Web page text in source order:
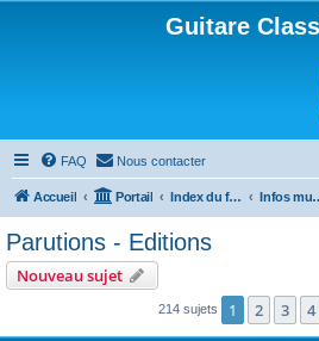
Guitare
FAQ Nous contacter
Accueil Portail Index du forum Infos
Parutions - Editions
Nouveau sujet
214 sujets 1 2 3 4